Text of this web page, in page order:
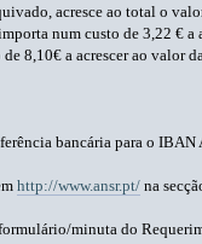
acresce ao total o
num custo de 3,22 € a
8,10€ a acrescer ao valor
bancária para o
http://www.ansr.pt/na
minuta do